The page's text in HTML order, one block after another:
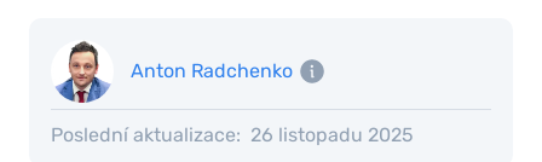
Anton Radchenko
Poslední aktualizace: 26 listopadu 2025